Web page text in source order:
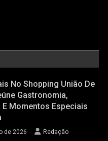
No Shopping União De
Gastronomia,
Momentos Especiais
de 2026 Redação